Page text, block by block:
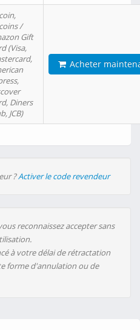
/
Gift
(Visa,
Diners
JCB)
Acheter
?Activer le code revendeur
reconnaissez accepter sans
à votre délai de rétractation
forme d'annulation ou de